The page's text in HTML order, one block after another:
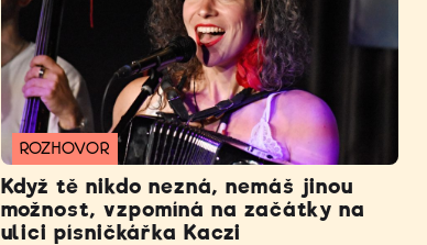
ROZHOVOR
Když tě nikdo nezná, nemáš jinou
možnost, vzpomíná na začátky na
ulici písničkářka Kaczi